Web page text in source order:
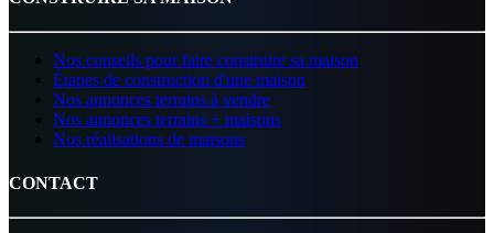
Nos conseils pour faire construire sa maison
Étapes de construction d'une maison
Nos annonces terrains à vendre
Nos annonces terrains + maisons
Nos réalisations de maisons
CONTACT